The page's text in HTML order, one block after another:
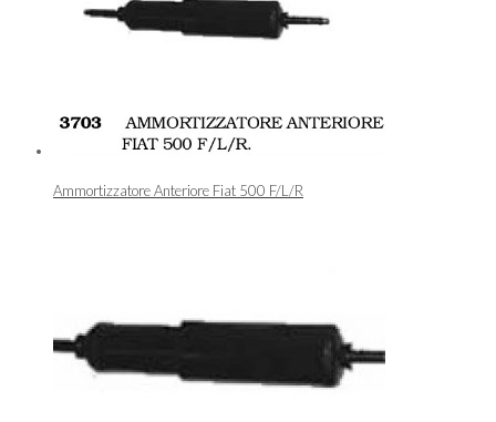
Ammortizzatore Anteriore Fiat 500 F/L/R